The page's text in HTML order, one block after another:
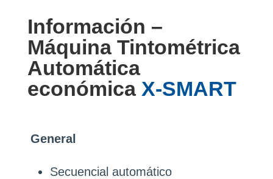
Información –
Máquina Tintométrica
Automática
económica X-SMART
General
Secuencial automático